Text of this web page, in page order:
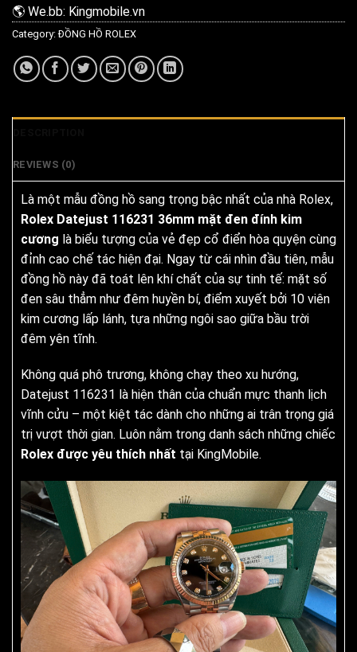
🌎 We.bb: Kingmobile.vn
Category:ĐỒNG HỒ ROLEX
REVIEWS (0)
Là một mẫu đồng hồ sang trọng bậc nhất của nhà Rolex,
Rolex Datejust 116231 36mm mặt đen đính kim
cương là biểu tượng của vẻ đẹp cổ điển hòa quyện cùng
đỉnh cao chế tác hiện đại. Ngay từ cái nhìn đầu tiên, mẫu
đồng hồ này đã toát lên khí chất của sự tinh tế: mặt số
đen sâu thẳm như đêm huyền bí, điểm xuyết bởi 10 viên
kim cương lấp lánh, tựa những ngôi sao giữa bầu trời
đêm yên tĩnh.
Không quá phô trương, không chạy theo xu hướng,
Datejust 116231 là hiện thân của chuẩn mực thanh lịch
vĩnh cửu – một kiệt tác dành cho những ai trân trọng giá
trị vượt thời gian. Luôn nằm trong danh sách những chiếc
Rolex được yêu thích nhất tại KingMobile.